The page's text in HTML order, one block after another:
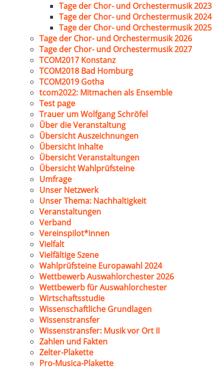
Tage der Chor- und Orchestermusik 2023
Tage der Chor- und Orchestermusik 2024
Tage der Chor- und Orchestermusik 2025
Tage der Chor- und Orchestermusik 2026
Tage der Chor- und Orchestermusik 2027
TCOM2017 Konstanz
TCOM2018 Bad Homburg
TCOM2019 Gotha
tcom2022: Mitmachen als Ensemble
Test page
Trauer um Wolfgang Schröfel
Über die Veranstaltung
Übersicht Auszeichnungen
Übersicht Inhalte
Übersicht Veranstaltungen
Übersicht Wahlprüfsteine
Umfrage
Unser Netzwerk
Unser Thema: Nachhaltigkeit
Veranstaltungen
Verband
Vereinspilot*innen
Vielfalt
Vielfältige Szene
Wahlprüfsteine Europawahl 2024
Wettbewerb Auswahlorchester 2026
Wettbewerb für Auswahlorchester
Wirtschaftsstudie
Wissenschaftliche Grundlagen
Wissenstransfer
Wissenstransfer: Musik vor Ort II
Zahlen und Fakten
Zelter-Plakette
Pro-Musica-Plakette